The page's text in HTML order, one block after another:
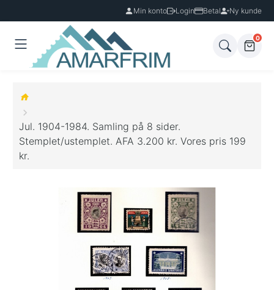
Min konto Login Betal Ny kunde
0
Jul. 1904-1984. Samling på 8 sider.
Stemplet/ustemplet. AFA 3.200 kr. Vores pris 199
kr.